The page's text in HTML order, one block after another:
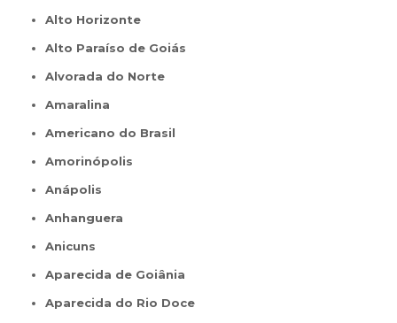
Alto Horizonte
Alto Paraíso de Goiás
Alvorada do Norte
Amaralina
Americano do Brasil
Amorinópolis
Anápolis
Anhanguera
Anicuns
Aparecida de Goiânia
Aparecida do Rio Doce